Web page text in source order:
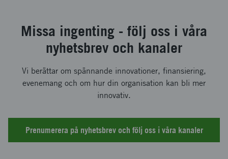
Missa ingenting - följ oss i våra
nyhetsbrev och kanaler
Vi berättar om spännande innovationer, finansiering,
evenemang och om hur din organisation kan bli mer
innovativ.
Prenumerera på nyhetsbrev och följ oss i våra kanaler